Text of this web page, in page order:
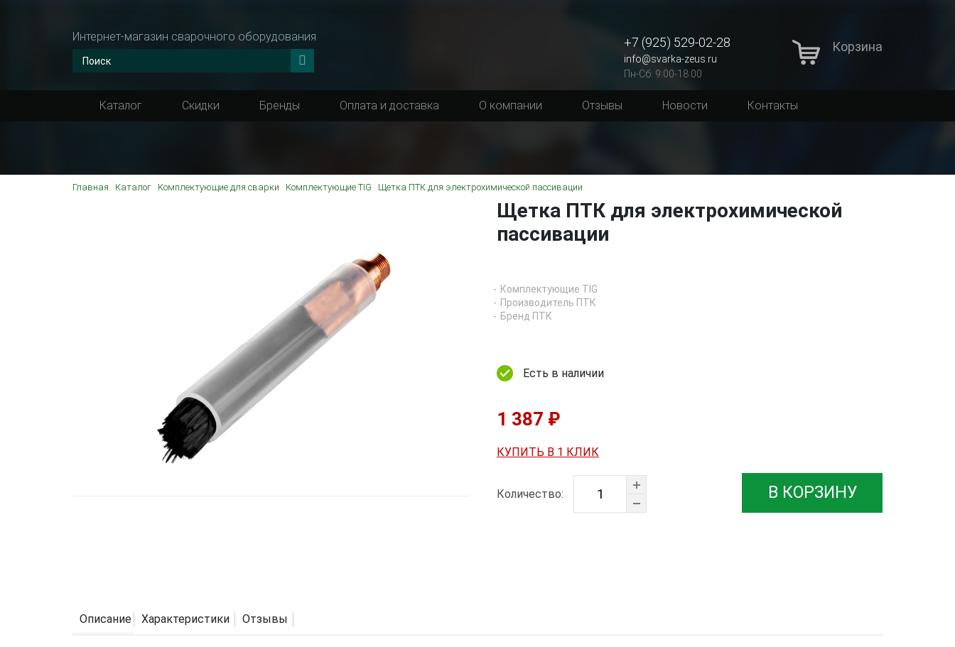
Интернет-магазин сварочного оборудования +7 (925) 529-02-28
info@svarka-zeus.ru
Пн-Сб: 9:00-18:00
Корзина
Каталог Скидки Бренды Оплата и доставка О компании Отзывы Новости Контакты
Главная Каталог Комплектующие для сварки Комплектующие TIG Щетка ПТК для электрохимической пассивации
Щетка ПТК для электрохимической
пассивации
Комплектующие TIG
Производитель ПТК
Бренд ПТК
Есть в наличии
1 387 ₽
КУПИТЬ В 1 КЛИК
Количество: В КОРЗИНУ
Описание Характеристики Отзывы